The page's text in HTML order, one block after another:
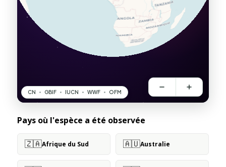
Pays où l'espèce a été observée
🇿🇦Afrique du Sud 🇦🇺Australie